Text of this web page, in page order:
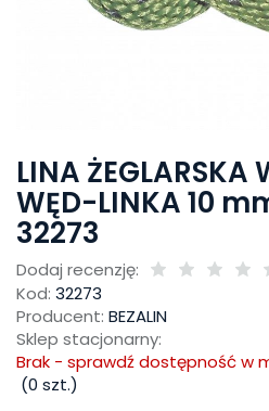
LINA ŻEGLARSKA
WĘD-LINKA 10
32273
Dodaj recenzję:
Kod: 32273
Producent: BEZALIN
Sklep stacjonarny:
Brak - sprawdź dostępność w
(0 szt.)